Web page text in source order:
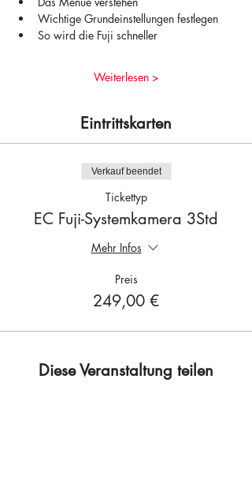
Wichtige Grundeinstellungen festlegen
So wird die Fuji schneller
Weiterlesen >
Eintrittskarten
Verkauf beendet
Tickettyp
EC Fuji-Systemkamera 3Std
Mehr Infos
Preis
249,00 €
Diese Veranstaltung teilen